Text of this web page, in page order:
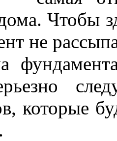
Чтобы
не
которые